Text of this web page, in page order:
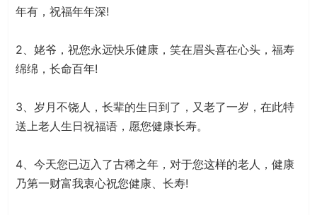
年有，祝福年年深!
2、姥爷，祝您永远快乐健康，笑在眉头喜在心头，福寿
绵绵，长命百年!
3、岁月不饶人，长辈的生日到了，又老了一岁，在此特
送上老人生日祝福语，愿您健康长寿。
4、今天您已迈入了古稀之年，对于您这样的老人，健康
乃第一财富我衷心祝您健康、长寿!